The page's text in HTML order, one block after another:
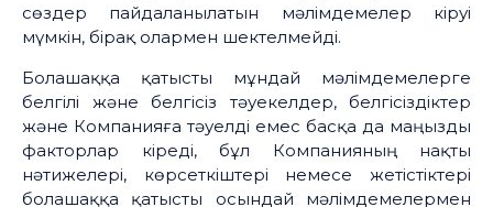
сөздер пайдаланылатын мәлімдемелер кіруі
мүмкін, бірақ олармен шектелмейді.
Болашаққа қатысты мұндай мәлімдемелерге
белгілі және белгісіз тәуекелдер, белгісіздіктер
және Компанияға тәуелді емес басқа да маңызды
факторлар кіреді, бұл Компанияның нақты
нәтижелері, көрсеткіштері немесе жетістіктері
болашаққа қатысты осындай мәлімдемелермен